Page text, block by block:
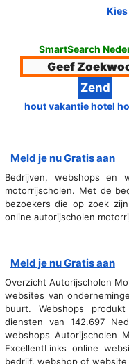
SmartSearch
hout vakantie hotel
Meld je nu Gratis aan
Bedrijven, webshops en
motorrijscholen. Met de
bezoekers die op zoek
online autorijscholen
Meld je nu Gratis aan
Overzicht Autorijscholen
websites van
buurt. Webshops
diensten van 142.697
webshops Autorijscholen
ExcellentLinks online
bedrijf, webshop of